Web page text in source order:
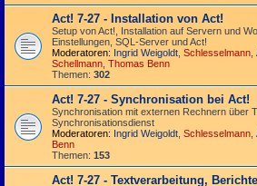
Act! 7-27 - Installation von Act!
Setup von Act!, Installation auf Servern und
Einstellungen, SQL-Server und Act!
Moderatoren: Ingrid Weigoldt Schlesselmann
Schellmann Thomas Benn
Themen: 302
Act! 7-27 - Synchronisation bei Act!
Synchro­nisation mit externen Rechnern über
Synchroni­sations­dienst
Moderatoren: Ingrid Weigoldt Schlesselmann
Benn
Themen: 153
Act! 7-27 - Text­­ver­arbei­tung,